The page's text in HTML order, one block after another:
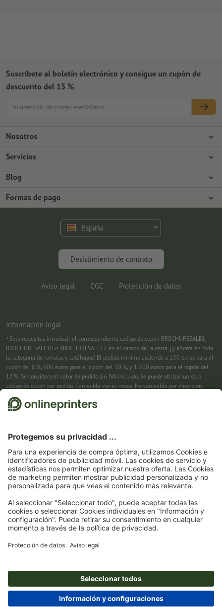
Nosotros
Empresa
Protección del medio ambiente
Servicios
Formas de pago
Programa Premium
Blog
Tutoriales de Photoshop
Fuentes y Herramientas
Formas de pago
Suscríbete al boletín electrónico y consigue un cupón de
descuento del 15 %
España
Desistimiento de contrato
Aviso legal CGC Protección de datos
Información legal
1 Solo necesitas introducir el correspondiente código de cupón BROCHURESALE8,
BROCHURESALE10 o BROCHURESALE12 en el campo de la cesta, ¡y ahorra en toda
la categoría de revistas y catálogos! El pedido mínimo asciende a 150 euros para el
cupón del 8 %, 500 euros para el cupón del 10 %, y 1.200 euros para el cupón del
12 %. Se considera el valor de pedido sin IVA incluido. Se puede utilizar un solo
código de cupón por pedido. Canjeable varias veces. No canjeable por dinero en
efectivo. No acumulable con otras promociones. La promoción es válida hasta el
31/08/2026 inclusive.
nuestro boletín. Por supuesto, te puedes dar de baja en cualquier momento. Importe
máximo del descuento: 150 € del valor del pedido (sin IVA). Canjeable sólo una vez.
Sin pedido mínimo. No canjeable por dinero en efectivo. No acumulable con otras
promociones ni códigos de descuento.La validez del cupón es de seis semanas tras
la recepción.
3
cesta, y ahorra en productos seleccionados. Sin pedido mínimo. Canjeable varias
veces. No canjeable por dinero en efectivo. No acumulable con otras promociones.
La promoción es válida hasta el 31/08/2026 inclusive.
productos seleccionados. Sin pedido mínimo. Canjeable varias veces. No canjeable